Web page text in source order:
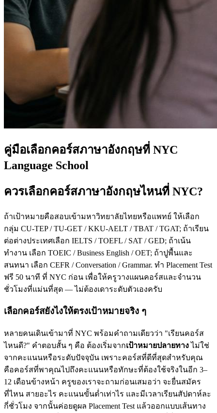
คู่มือเลือกคอร์สภาษาอังกฤษที่ NYC
Language School
ควรเลือกคอร์สภาษาอังกฤษไหนที่ NYC?
ถ้าเป้าหมายคือสอบเข้ามหาวิทยาลัยไทยหรือแพทย์ ให้เลือก
กลุ่ม CU-TEP / TU-GET / KKU-AELT / TBAT / TGAT; ถ้าเรียน
ต่อต่างประเทศเลือก IELTS / TOEFL / SAT / GED; ถ้าเน้น
ทำงาน เลือก TOEIC / Business English / OET; ถ้าปูพื้นและ
สนทนา เลือก CEFR / Conversation / Grammar. ทำ Placement Test
ฟรี 50 นาที ที่ NYC ก่อน เพื่อให้ครูวางแผนคอร์สและจำนวน
ชั่วโมงที่แม่นที่สุด — ไม่ต้องเดาระดับตัวเองครับ
เลือกคอร์สยังไงให้ตรงเป้าหมายจริง ๆ
หลายคนเดินเข้ามาที่ NYC พร้อมคำถามเดียวว่า "เรียนคอร์ส
ไหนดี?" คำตอบสั้น ๆ คือ ต้องเริ่มจากเป้าหมายปลายทางไม่ใช่
จากคะแนนหรือระดับปัจจุบัน เพราะคอร์สที่ดีที่สุดสำหรับคุณ
คือคอร์สที่พาคุณไปถึงคะแนนหรือทักษะที่ต้องใช้จริงในอีก 3–
12 เดือนข้างหน้า ครูของเราจะถามก่อนเสมอว่า จะยื่นสมัคร
ที่ไหน สายอะไร คะแนนขั้นต่ำเท่าไร และมีเวลาเรียนสัปดาห์ละ
กี่ชั่วโมง จากนั้นค่อยดูผล Placement Test แล้วออกแบบเส้นทาง